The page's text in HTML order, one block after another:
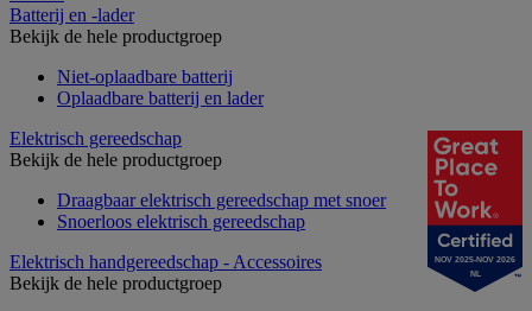
Batterij en -lader
Bekijk de hele productgroep
Niet-oplaadbare batterij
Oplaadbare batterij en lader
Elektrisch gereedschap
Bekijk de hele productgroep
Draagbaar elektrisch gereedschap met snoer
Snoerloos elektrisch gereedschap
Elektrisch handgereedschap - Accessoires
Bekijk de hele productgroep
NOV 2025-NOV 2026
NL